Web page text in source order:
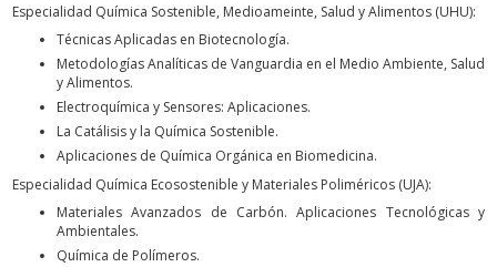
Especialidad Química Sostenible, Medioameinte, Salud y Alimentos (UHU):
Técnicas Aplicadas en Biotecnología.
Metodologías Analíticas de Vanguardia en el Medio Ambiente, Salud
y Alimentos.
Electroquímica y Sensores: Aplicaciones.
La Catálisis y la Química Sostenible.
Aplicaciones de Química Orgánica en Biomedicina.
Especialidad Química Ecosostenible y Materiales Poliméricos (UJA):
Materiales Avanzados de Carbón. Aplicaciones Tecnológicas y
Ambientales.
Química de Polímeros.